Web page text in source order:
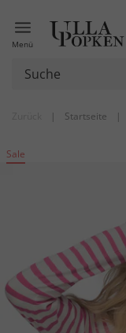
Menü
| Startseite |
Sale